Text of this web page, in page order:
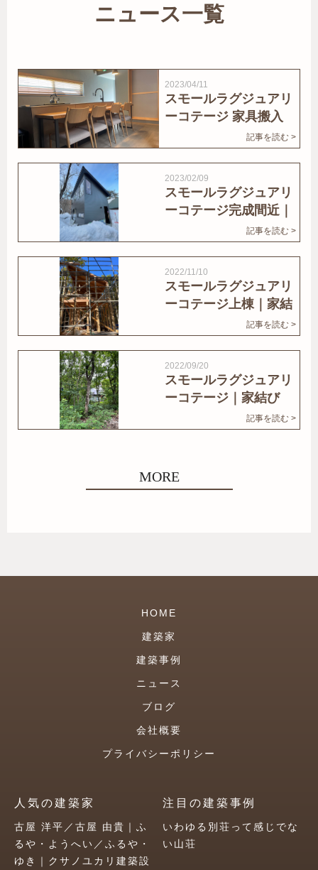
ニュース一覧
2023/04/11
スモールラグジュアリ
ーコテージ 家具搬入
記事を読む >
2023/02/09
スモールラグジュアリ
ーコテージ完成間近｜
記事を読む >
2022/11/10
スモールラグジュアリ
ーコテージ上棟｜家結
記事を読む >
2022/09/20
スモールラグジュアリ
ーコテージ｜家結び
記事を読む >
MORE
HOME
建築家
建築事例
ニュース
ブログ
会社概要
プライバシーポリシー
人気の建築家
古屋 洋平／古屋 由貴｜ふ
るや・ようへい／ふるや・
ゆき｜クサノユカリ建築設
注目の建築事例
いわゆる別荘って感じでな
い山荘